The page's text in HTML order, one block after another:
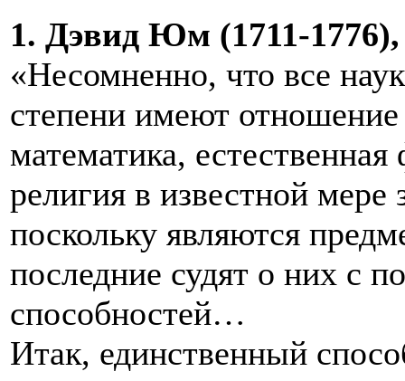
1. Дэвид Юм (1711-1776),
«Несомненно, что все
степени имеют
математика,
религия в известной мере
поскольку являются
последние судят о них с
способностей…
Итак, единственный